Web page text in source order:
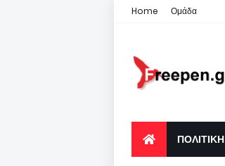
Home Ομάδα
ΠΟΛΙΤΙΚΗ